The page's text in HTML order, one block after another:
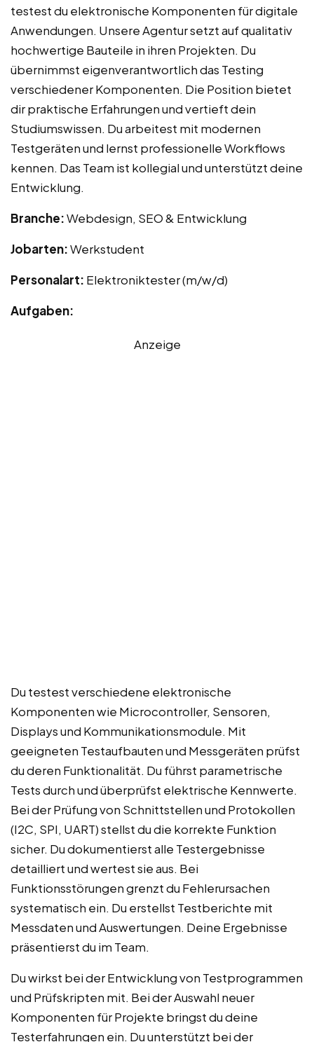
testest du elektronische Komponenten für digitale
Anwendungen. Unsere Agentur setzt auf qualitativ
hochwertige Bauteile in ihren Projekten. Du
übernimmst eigenverantwortlich das Testing
verschiedener Komponenten. Die Position bietet
dir praktische Erfahrungen und vertieft dein
Studiumswissen. Du arbeitest mit modernen
Testgeräten und lernst professionelle Workflows
kennen. Das Team ist kollegial und unterstützt deine
Entwicklung.
Branche:Webdesign, SEO & Entwicklung
Jobarten:Werkstudent
Personalart: Elektroniktester (m/w/d)
Aufgaben:
Anzeige
Du testest verschiedene elektronische
Komponenten wie Microcontroller, Sensoren,
Displays und Kommunikationsmodule. Mit
geeigneten Testaufbauten und Messgeräten prüfst
du deren Funktionalität. Du führst parametrische
Tests durch und überprüfst elektrische Kennwerte.
Bei der Prüfung von Schnittstellen und Protokollen
(I2C, SPI, UART) stellst du die korrekte Funktion
sicher. Du dokumentierst alle Testergebnisse
detailliert und wertest sie aus. Bei
Funktionsstörungen grenzt du Fehlerursachen
systematisch ein. Du erstellst Testberichte mit
Messdaten und Auswertungen. Deine Ergebnisse
präsentierst du im Team.
Du wirkst bei der Entwicklung von Testprogrammen
und Prüfskripten mit. Bei der Auswahl neuer
Komponenten für Projekte bringst du deine
Testerfahrungen ein. Du unterstützt bei der